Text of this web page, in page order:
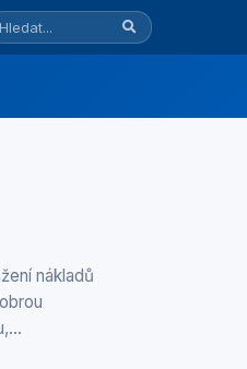
nákladů